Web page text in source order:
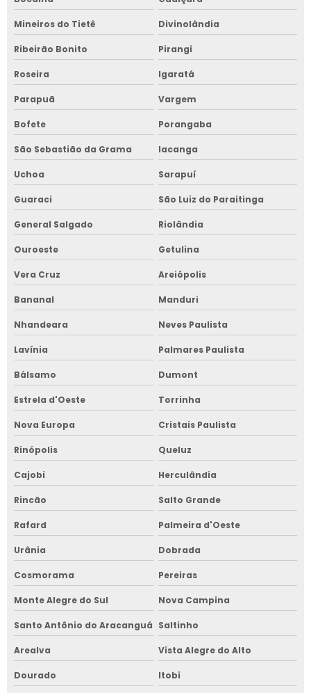
Mineiros do Tietê Divinolândia
Ribeirão Bonito Pirangi
Roseira Igaratá
Parapuã Vargem
Bofete Porangaba
São Sebastião da Grama Iacanga
Uchoa Sarapuí
Guaraci São Luiz do Paraitinga
General Salgado Riolândia
Ouroeste Getulina
Vera Cruz Areiópolis
Bananal Manduri
Nhandeara Neves Paulista
Lavínia Palmares Paulista
Bálsamo Dumont
Estrela d'Oeste Torrinha
Nova Europa Cristais Paulista
Rinópolis Queluz
Cajobi Herculândia
Rincão Salto Grande
Rafard Palmeira d'Oeste
Urânia Dobrada
Cosmorama Pereiras
Monte Alegre do Sul Nova Campina
Santo Antônio do Aracanguá Saltinho
Arealva Vista Alegre do Alto
Dourado Itobi